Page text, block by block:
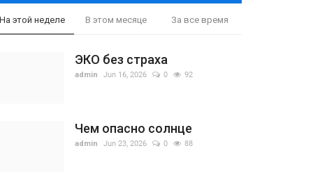
этой неделе В этом месяце За все время
ЭКО без страха
admin Jun 16, 2026 0 92
Чем опасно солнце
admin Jun 23, 2026 0 88